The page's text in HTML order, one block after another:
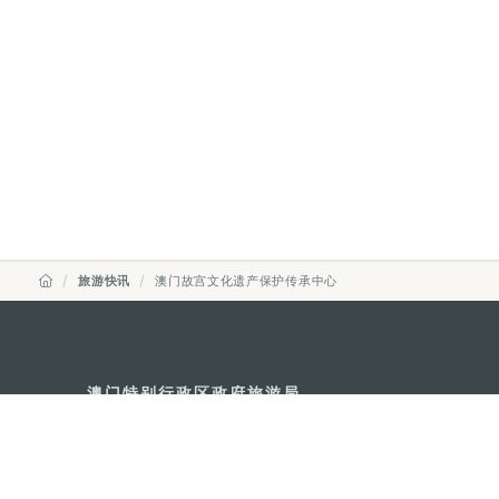
旅游快讯 澳门故宫文化遗产保护传承中心
澳门特别行政区政府旅游局